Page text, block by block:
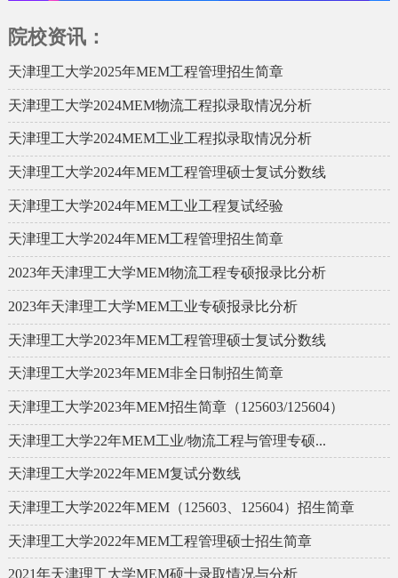
院校资讯：
天津理工大学2025年MEM工程管理招生简章
天津理工大学2024MEM物流工程拟录取情况分析
天津理工大学2024MEM工业工程拟录取情况分析
天津理工大学2024年MEM工程管理硕士复试分数线
天津理工大学2024年MEM工业工程复试经验
天津理工大学2024年MEM工程管理招生简章
2023年天津理工大学MEM物流工程专硕报录比分析
2023年天津理工大学MEM工业专硕报录比分析
天津理工大学2023年MEM工程管理硕士复试分数线
天津理工大学2023年MEM非全日制招生简章
天津理工大学2023年MEM招生简章（125603/125604）
天津理工大学22年MEM工业/物流工程与管理专硕...
天津理工大学2022年MEM复试分数线
天津理工大学2022年MEM（125603、125604）招生简章
天津理工大学2022年MEM工程管理硕士招生简章
2021年天津理工大学MEM硕士录取情况与分析